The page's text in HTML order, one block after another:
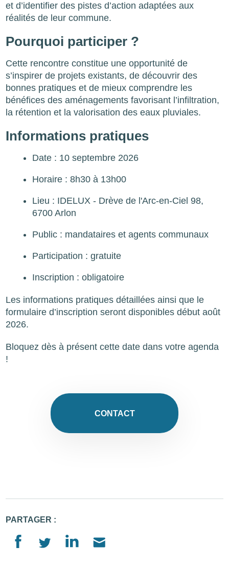
et d’identifier des pistes d’action adaptées aux
réalités de leur commune.
Pourquoi participer ?
Cette rencontre constitue une opportunité de
s’inspirer de projets existants, de découvrir des
bonnes pratiques et de mieux comprendre les
bénéfices des aménagements favorisant l’infiltration,
la rétention et la valorisation des eaux pluviales.
Informations pratiques
Date : 10 septembre 2026
Horaire : 8h30 à 13h00
Lieu : IDELUX - Drève de l'Arc-en-Ciel 98,
6700 Arlon
Public : mandataires et agents communaux
Participation : gratuite
Inscription : obligatoire
Les informations pratiques détaillées ainsi que le
formulaire d’inscription seront disponibles début août
2026.
Bloquez dès à présent cette date dans votre agenda
!
CONTACT
PARTAGER :